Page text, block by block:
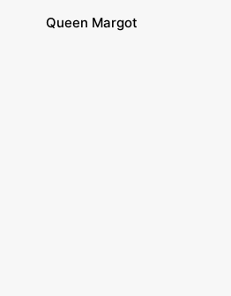
Queen Margot